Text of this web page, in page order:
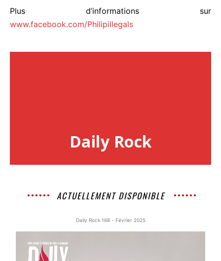
Plus d’informations sur
www.facebook.com/Philipillegals
Daily Rock
ACTUELLEMENT DISPONIBLE
Daily Rock 168 - Février 2025